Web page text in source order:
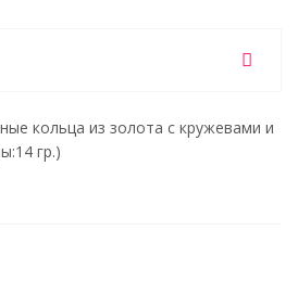
кольца из золота с кружевами и
гр.)